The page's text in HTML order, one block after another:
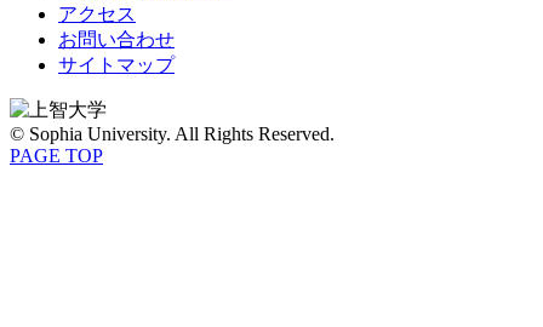
アクセス
お問い合わせ
サイトマップ
© Sophia University. All Rights Reserved.
PAGE TOP